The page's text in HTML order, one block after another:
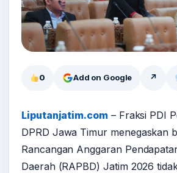
0 Add on Google ↗
Liputanjatim.com– Fraksi PDI
DPRD Jawa Timur menegaskan
Rancangan Anggaran
Daerah (RAPBD) Jatim 2026